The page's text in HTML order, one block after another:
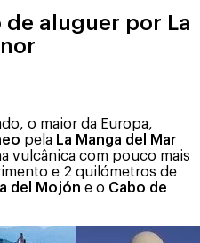
aluguer por La
o maior da Europa,
pela La Manga del Mar
vulcânica com pouco mais
e 2 quilómetros de
del Mojón e o Cabo de